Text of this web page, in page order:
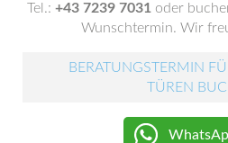
Tel.: +43 7239 7031 oder
Wunschtermin. Wir
BERATUNGSTERMIN
TÜREN